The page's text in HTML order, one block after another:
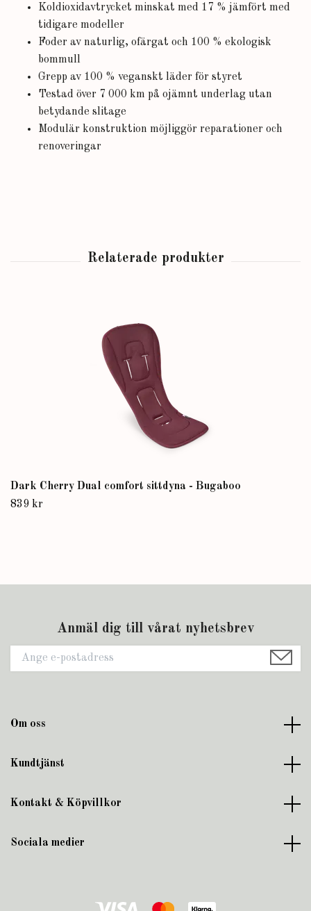
Koldioxidavtrycket minskat med 17 % jämfört med
tidigare modeller
Foder av naturlig, ofärgat och 100 % ekologisk
bommull
Grepp av 100 % veganskt läder för styret
Testad över 7 000 km på ojämnt underlag utan
betydande slitage
Modulär konstruktion möjliggör reparationer och
renoveringar
Dark Cherry Dual comfort sittdyna - Bugaboo
839 kr
Anmäl dig till vårat nyhetsbrev
Om oss
Kundtjänst
Kontakt & Köpvillkor
Sociala medier